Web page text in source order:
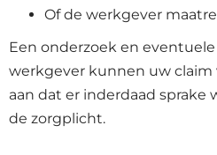
Of de werkgever
Een onderzoek en
werkgever kunnen uw
aan dat er inderdaad sprake
de zorgplicht.